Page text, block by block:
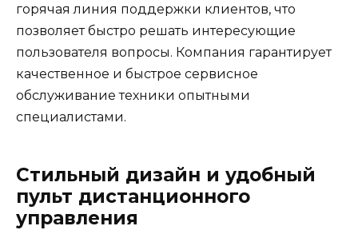
горячая линия поддержки клиентов, что
позволяет быстро решать интересующие
пользователя вопросы. Компания гарантирует
качественное и быстрое сервисное
обслуживание техники опытными
специалистами.
Стильный дизайн и удобный
пульт дистанционного
управления